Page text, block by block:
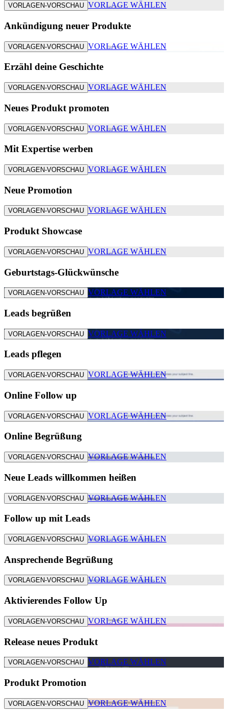
VORLAGEN-VORSCHAU VORLAGE WÄHLEN
Ankündigung neuer Produkte
VORLAGEN-VORSCHAU VORLAGE WÄHLEN
Erzähl deine Geschichte
VORLAGEN-VORSCHAU VORLAGE WÄHLEN
Neues Produkt promoten
VORLAGEN-VORSCHAU VORLAGE WÄHLEN
Mit Expertise werben
VORLAGEN-VORSCHAU VORLAGE WÄHLEN
Neue Promotion
VORLAGEN-VORSCHAU VORLAGE WÄHLEN
Produkt Showcase
VORLAGEN-VORSCHAU VORLAGE WÄHLEN
Geburtstags-Glückwünsche
VORLAGEN-VORSCHAU VORLAGE WÄHLEN
Leads begrüßen
VORLAGEN-VORSCHAU VORLAGE WÄHLEN
Leads pflegen
VORLAGEN-VORSCHAU VORLAGE WÄHLEN
Online Follow up
VORLAGEN-VORSCHAU VORLAGE WÄHLEN
Online Begrüßung
VORLAGEN-VORSCHAU VORLAGE WÄHLEN
Neue Leads willkommen heißen
VORLAGEN-VORSCHAU VORLAGE WÄHLEN
Follow up mit Leads
VORLAGEN-VORSCHAU VORLAGE WÄHLEN
Ansprechende Begrüßung
VORLAGEN-VORSCHAU VORLAGE WÄHLEN
Aktivierendes Follow Up
VORLAGEN-VORSCHAU VORLAGE WÄHLEN
Release neues Produkt
VORLAGEN-VORSCHAU VORLAGE WÄHLEN
Produkt Promotion
VORLAGEN-VORSCHAU VORLAGE WÄHLEN